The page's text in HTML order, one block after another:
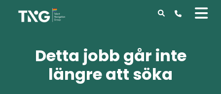
Detta jobb går inte
längre att söka